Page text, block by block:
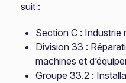
suit :
Section C : Industrie
Division 33 :
machines et
Groupe 33.2 :